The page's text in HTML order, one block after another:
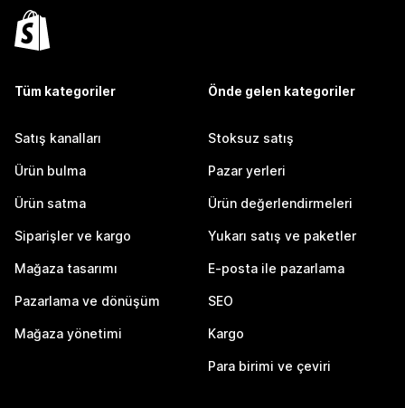
Tüm kategoriler
Satış kanalları
Ürün bulma
Ürün satma
Siparişler ve kargo
Mağaza tasarımı
Pazarlama ve dönüşüm
Mağaza yönetimi
Önde gelen kategoriler
Stoksuz satış
Pazar yerleri
Ürün değerlendirmeleri
Yukarı satış ve paketler
E-posta ile pazarlama
SEO
Kargo
Para birimi ve çeviri